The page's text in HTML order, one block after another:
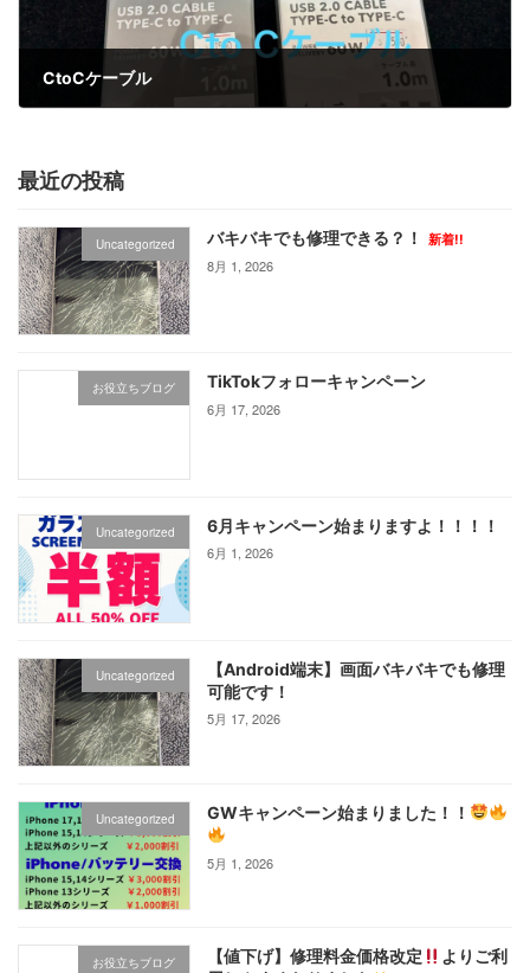
CtoCケーブル
最近の投稿
Uncategorized バキバキでも修理できる？！ 新着!!
8月 1, 2026
お役立ちブログ TikTokフォローキャンペーン
6月 17, 2026
Uncategorized 6月キャンペーン始まりますよ！！！！
6月 1, 2026
Uncategorized
【Android端末】画面バキバキでも修理
可能です！
5月 17, 2026
Uncategorized GWキャンペーン始まりました！！
5月 1, 2026
お役立ちブログ 【値下げ】修理料金価格改定
よりご利